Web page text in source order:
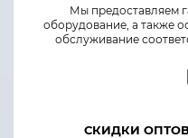
Мы предоставляем
оборудование, а также
обслуживание
СКИДКИ